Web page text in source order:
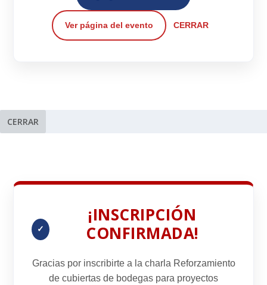
Ver página del evento CERRAR
CERRAR
✓
¡INSCRIPCIÓN
CONFIRMADA!
Gracias por inscribirte a la charla Reforzamiento
de cubiertas de bodegas para proyectos